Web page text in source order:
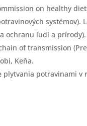
on healthy
systémov).
ochranu ľudí a prírody).
of transmission
Keňa.
plytvania potravinami v